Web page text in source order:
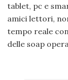
tablet, pc e
amici lettori,
tempo reale
delle soap